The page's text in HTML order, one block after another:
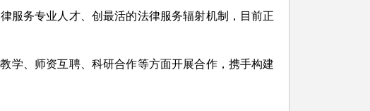
服务专业人才、创最活的法律服务辐射机制，目前正
学、师资互聘、科研合作等方面开展合作，携手构建